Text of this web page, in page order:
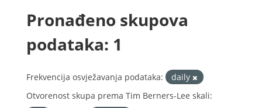
Pronađeno skupova
podataka: 1
Frekvencija osvježavanja podataka:
daily
Otvorenost skupa prema Tim Berners-Lee skali: